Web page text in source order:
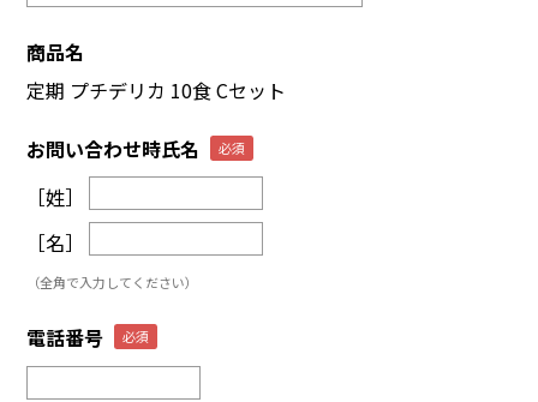
商品名
定期 プチデリカ 10食 Cセット
お問い合わせ時氏名
［姓］
［名］
（全角で入力してください）
電話番号